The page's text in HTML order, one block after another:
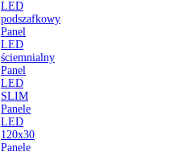
LED
podszafkowy
Panel
LED
ściemnialny
Panel
LED
SLIM
Panele
LED
120x30
Panele